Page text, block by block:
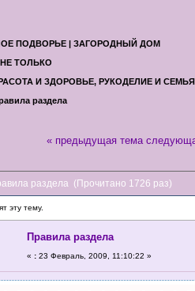
ПОДВОРЬЕ | ЗАГОРОДНЫЙ ДОМ
ТОЛЬКО
И ЗДОРОВЬЕ, РУКОДЕЛИЕ И СЕМЬЯ
раздела
« предыдущая тема
раздела (Прочитано 1726 раз)
эту тему.
Правила раздела
« : 23 Февраль, 2009, 11:10:22 »